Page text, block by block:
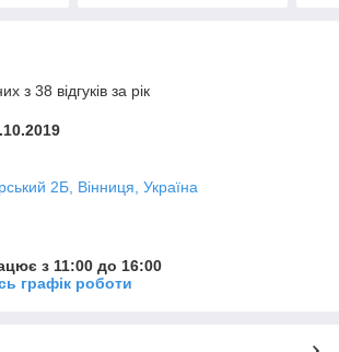
з 38 відгуків за рік
2Б, Вінниця, Україна
з 11:00 до 16:00
графік роботи